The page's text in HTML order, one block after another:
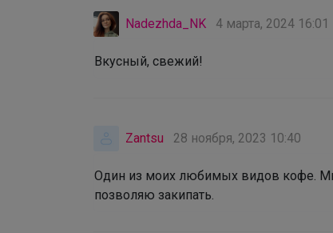
Nadezhda_NK 4 марта, 2024 16:01
Вкусный, свежий!
Zantsu 28 ноября, 2023 10:40
Один из моих любимых видов кофе.
позволяю закипать.